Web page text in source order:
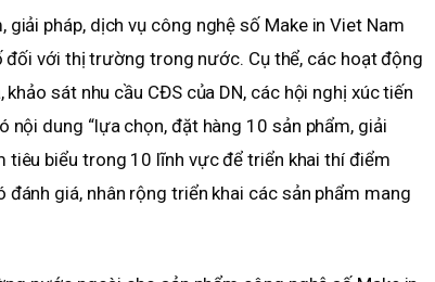
pháp, dịch vụ công nghệ số Make in Viet Nam
đối với thị trường trong nước. Cụ thể, các hoạt động
sát nhu cầu CĐS của DN, các hội nghị xúc tiến
dung “lựa chọn, đặt hàng 10 sản phẩm, giải
tiêu biểu trong 10 lĩnh vực để triển khai thí điểm
đánh giá, nhân rộng triển khai các sản phẩm mang